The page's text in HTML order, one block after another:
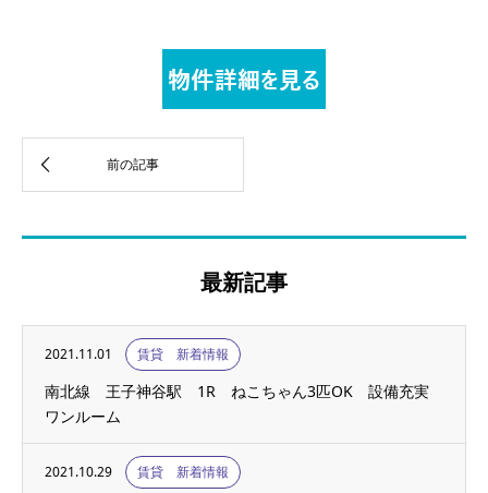
最新記事
2021.11.01 賃貸 新着情報
南北線 王子神谷駅 1R ねこちゃん3匹OK 設備充実
ワンルーム
2021.10.29 賃貸 新着情報